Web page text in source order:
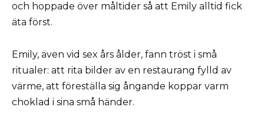
och hoppade över måltider så att Emily alltid fick
äta först.
Emily, även vid sex års ålder, fann tröst i små
ritualer: att rita bilder av en restaurang fylld av
värme, att föreställa sig ångande koppar varm
choklad i sina små händer.